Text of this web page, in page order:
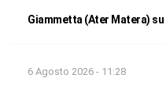
Giammetta (Ater Matera)
6 Agosto 2026 - 11:28